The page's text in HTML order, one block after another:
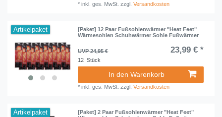
*inkl. ges. MwSt. zzgl.Versandkosten
Artikelpaket
[Paket] 12 Paar Fußsohlenwärmer "Heat Feet"
Wärmesohlen Schuhwärmer Sohle Fußwärmer
UVP 24,95 € 23,99 € *
12 Stück
In den Warenkorb
*inkl. ges. MwSt. zzgl.Versandkosten
Artikelpaket
[Paket] 2 Paar Fußsohlenwärmer "Heat Feet"